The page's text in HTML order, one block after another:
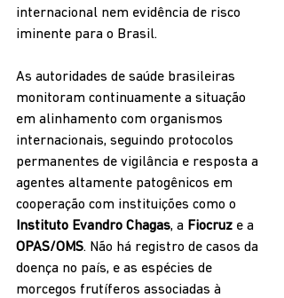
internacional nem evidência de risco
iminente para o Brasil.
As autoridades de saúde brasileiras
monitoram continuamente a situação
em alinhamento com organismos
internacionais, seguindo protocolos
permanentes de vigilância e resposta a
agentes altamente patogênicos em
cooperação com instituições como o
Instituto Evandro Chagas, a Fiocruz e a
OPAS/OMS. Não há registro de casos da
doença no país, e as espécies de
morcegos frutíferos associadas à